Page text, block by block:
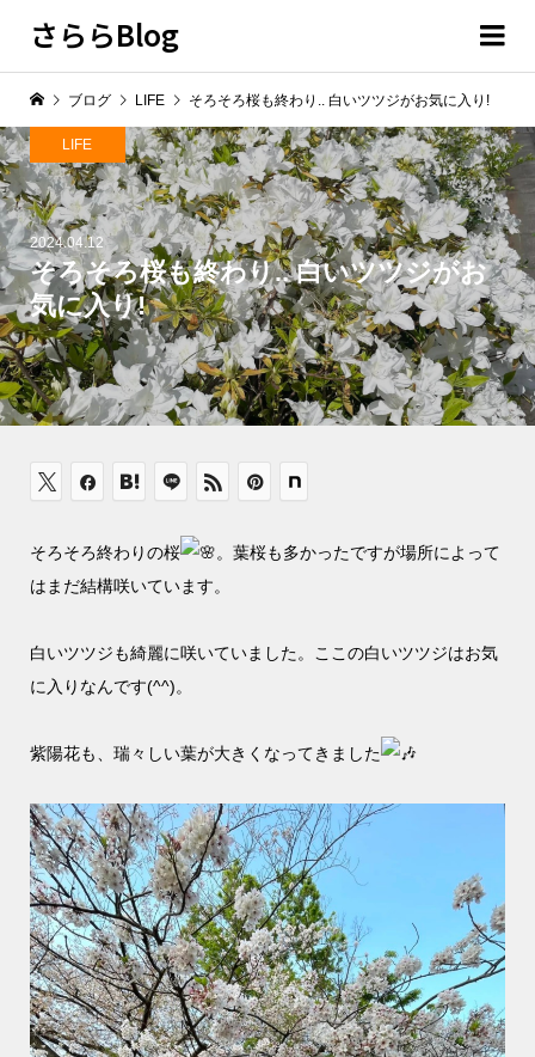
さららBlog
2024.04.12
そろそろ桜も終わり.. 白いツツジがお
気に入り!
LIFE
ブログ LIFE そろそろ桜も終わり.. 白いツツジがお気に入り!
そろそろ終わりの桜
。葉桜も多かったですが場所によって
はまだ結構咲いています。
白いツツジも綺麗に咲いていました。ここの白いツツジはお気
に入りなんです(^^)。
紫陽花も、瑞々しい葉が大きくなってきました